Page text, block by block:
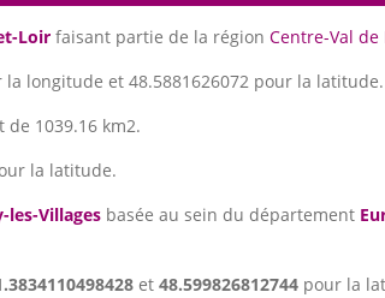
Loir faisant partie de la région Centre-Val de
la longitude et 48.5881626072 pour la latitude.
1039.16 km2.
la latitude.
les-Villages basée au sein du département
et 48.599826812744 pour la